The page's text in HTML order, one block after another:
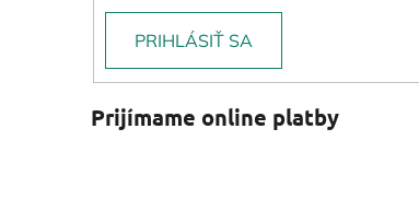
PRIHLÁSIŤ SA
Prijímame online platby